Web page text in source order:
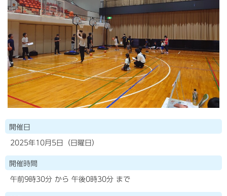
開催日
2025年10月5日（日曜日）
開催時間
午前9時30分 から 午後0時30分 まで